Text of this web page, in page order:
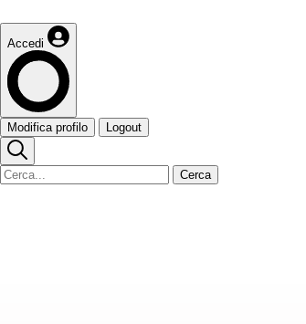
Accedi
Modifica profilo Logout
Cerca